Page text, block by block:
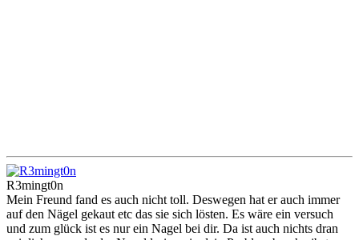
R3mingt0n
Mein Freund fand es auch nicht toll. Deswegen hat er auch immer
auf den Nägel gekaut etc das sie sich lösten. Es wäre ein versuch
und zum glück ist es nur ein Nagel bei dir. Da ist auch nichts dran